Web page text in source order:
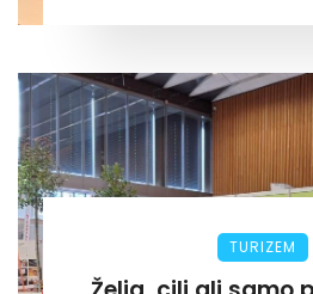
TURIZEM